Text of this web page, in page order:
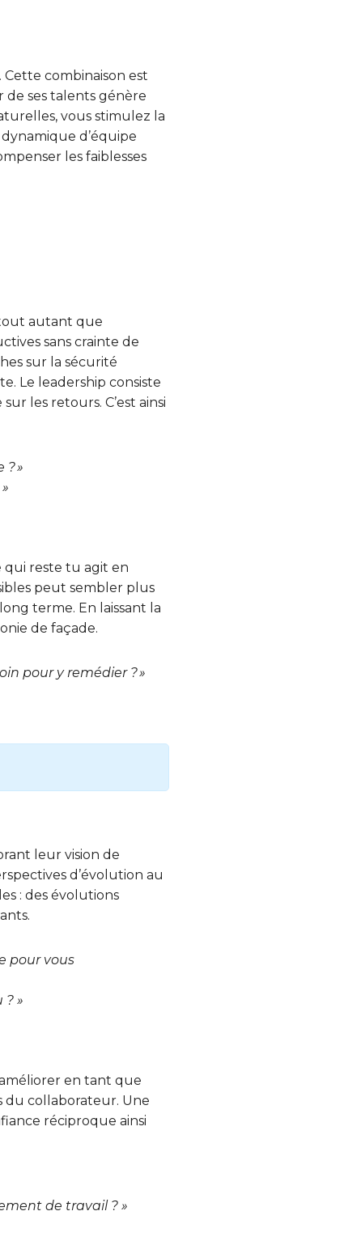
combinaison est
de ses talents génère
vous stimulez la
d’équipe
les faiblesses
autant que
sans crainte de
sur la sécurité
Le leadership consiste
les retours. C’est ainsi
»
qui reste tu agit en
peut sembler plus
terme. En laissant la
de façade.
pour y remédier ? »
leur vision de
d’évolution au
: des évolutions
pour vous
»
en tant que
du collaborateur. Une
réciproque ainsi
de travail ? »